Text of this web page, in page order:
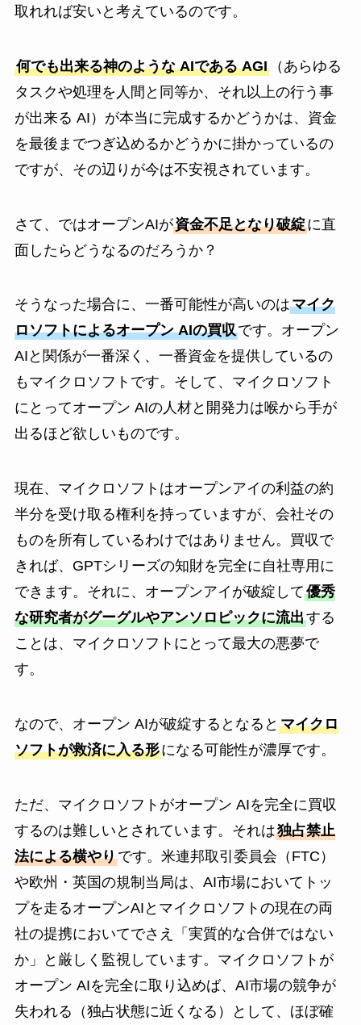
取れれば安いと考えているのです。
何でも出来る神のような AIである AGI（あらゆる
タスクや処理を人間と同等か、それ以上の行う事
が出来る AI）が本当に完成するかどうかは、資金
を最後までつぎ込めるかどうかに掛かっているの
ですが、その辺りが今は不安視されています。
さて、ではオープンAIが資金不足となり破綻に直
面したらどうなるのだろうか？
そうなった場合に、一番可能性が高いのはマイク
ロソフトによるオープン AIの買収です。オープン
AIと関係が一番深く、一番資金を提供しているの
もマイクロソフトです。そして、マイクロソフト
にとってオープン AIの人材と開発力は喉から手が
出るほど欲しいものです。
現在、マイクロソフトはオープンアイの利益の約
半分を受け取る権利を持っていますが、会社その
ものを所有しているわけではありません。買収で
きれば、GPTシリーズの知財を完全に自社専用に
できます。それに、オープンアイが破綻して優秀
な研究者がグーグルやアンソロピックに流出する
ことは、マイクロソフトにとって最大の悪夢で
す。
なので、オープン AIが破綻するとなると マイクロ
ソフトが救済に入る形になる可能性が濃厚です。
ただ、マイクロソフトがオープン AIを完全に買収
するのは難しいとされています。それは独占禁止
法による横やりです。米連邦取引委員会（FTC）
や欧州・英国の規制当局は、AI市場においてトッ
プを走るオープンAIとマイクロソフトの現在の両
社の提携においてでさえ「実質的な合併ではない
か」と厳しく監視しています。マイクロソフトが
オープン AIを完全に取り込めば、AI市場の競争が
失われる（独占状態に近くなる）として、ほぼ確